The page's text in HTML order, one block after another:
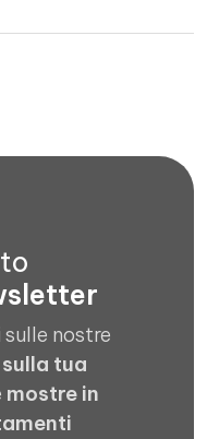
nostre
tua
mostre in